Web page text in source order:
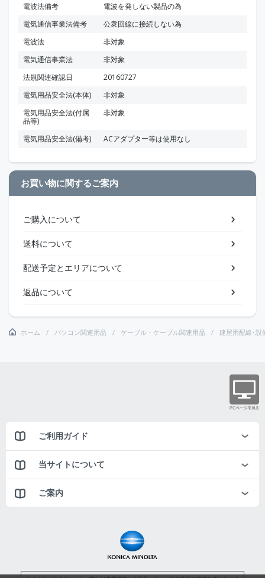
電波法備考
電波を発しない製品の為
電気通信事業法備考
公衆回線に接続しない為
電波法
非対象
電気通信事業法
非対象
法規関連確認日
20160727
電気用品安全法(本体)
非対象
電気用品安全法(付属
品等)
非対象
電気用品安全法(備考) ACアダプター等は使用なし
お買い物に関するご案内
ご購入について
送料について
配送予定とエリアについて
返品について
ホーム パソコン関連用品 ケーブル・ケーブル関連用品 建屋用配線･設
ご利用ガイド
当サイトについて
ご案内